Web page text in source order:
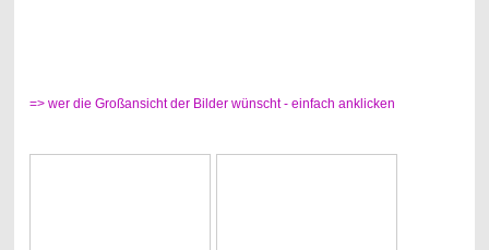
=> wer die Großansicht der Bilder wünscht - einfach anklicken